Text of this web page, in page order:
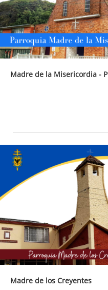
Madre de la Misericordia -
Madre de los Creyentes